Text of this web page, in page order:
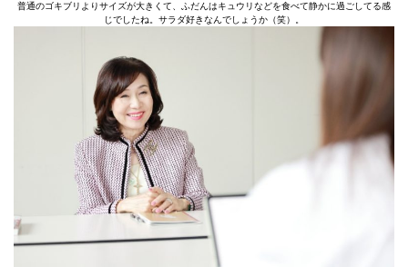
普通のゴキブリよりサイズが大きくて、ふだんはキュウリなどを食べて静かに過ごしてる感
じでしたね。サラダ好きなんでしょうか（笑）。